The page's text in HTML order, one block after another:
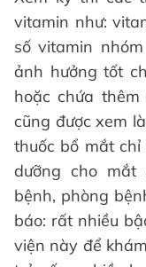
vitamin như:
số vitamin
ảnh hưởng tốt
hoặc chứa
cũng được xem
thuốc bổ mắt
dưỡng cho mắt
bệnh, phòng
báo: rất nhiều
viện này để